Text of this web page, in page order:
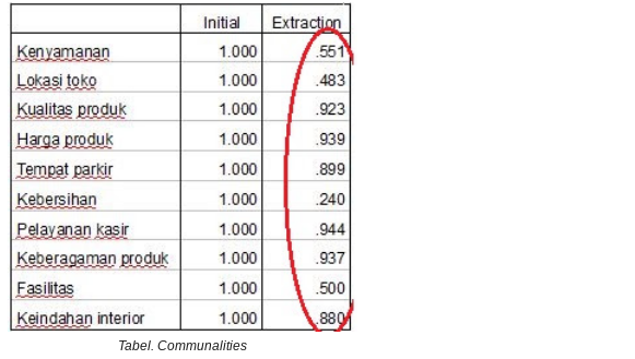
Tabel. Communalities